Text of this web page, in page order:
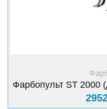
Фарбопульт ST 2000